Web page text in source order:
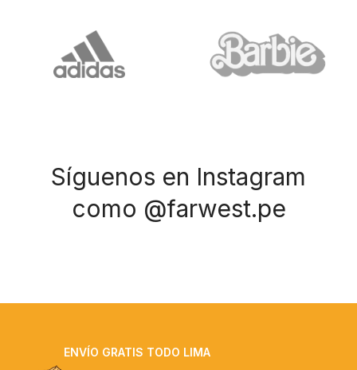
Síguenos en Instagram
como @farwest.pe
ENVÍO GRATIS TODO LIMA